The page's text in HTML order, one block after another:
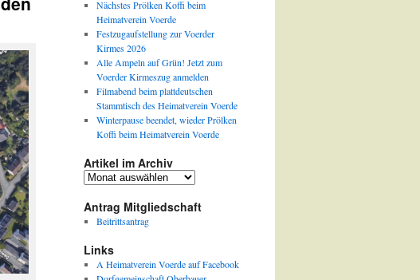
Nächstes Prölken Koffi beim
Heimatverein Voerde
Festzugaufstellung zur Voerder
Kirmes 2026
Alle Ampeln auf Grün! Jetzt zum
Voerder Kirmeszug anmelden
Filmabend beim plattdeutschen
Stammtisch des Heimatverein Voerde
Winterpause beendet, wieder Prölken
Koffi beim Heimatverein Voerde
Artikel im Archiv
Artikel
Archiv
Antrag Mitgliedschaft
Beitrittsantrag
Links
A Heimatverein Voerde auf Facebook